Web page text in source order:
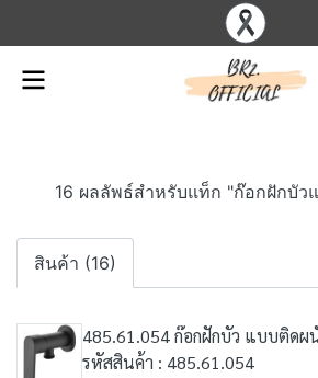
16 ผลลัพธ์สำหรับแท็ก "ก๊อกฝักบัว
สินค้า (16)
485.61.054 ก๊อกฝักบัว แบบติดผ
รหัสสินค้า : 485.61.054